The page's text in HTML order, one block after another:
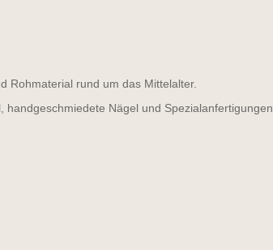
Rohmaterial rund um das Mittelalter.
Nägel und Spezialanfertigungen